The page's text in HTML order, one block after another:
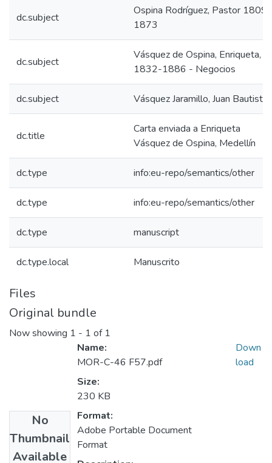
dc.subject
Ospina Rodríguez, Pastor 1809-
1873
dc.subject
Vásquez de Ospina, Enriqueta,
1832-1886 - Negocios
dc.subject Vásquez Jaramillo, Juan Bautista
dc.title
Carta enviada a Enriqueta
Vásquez de Ospina, Medellín
dc.type info:eu-repo/semantics/other
dc.type info:eu-repo/semantics/other
dc.type manuscript
dc.type.local Manuscrito
Files
Original bundle
Now showing 1 - 1 of 1
No
Thumbnail
Available
Name:
MOR-C-46 F57.pdf
Size:
230 KB
Format:
Adobe Portable Document
Format
Down
load